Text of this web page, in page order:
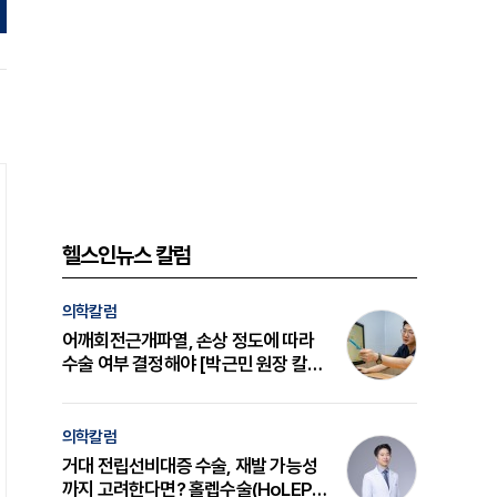
헬스인뉴스 칼럼
의학칼럼
어깨회전근개파열, 손상 정도에 따라
수술 여부 결정해야 [박근민 원장 칼
의학칼럼
거대 전립선비대증 수술, 재발 가능성
까지 고려한다면? 홀렙수술(HoLEP)